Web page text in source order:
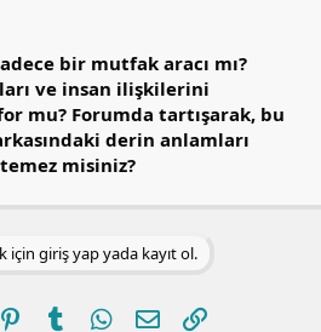
bir mutfak aracı mı?
ve insan ilişkilerini
mu? Forumda tartışarak, bu
derin anlamları
misiniz?
için giriş yap yada kayıt ol.
PinterestTumblrWhatsApp
E-postaLink